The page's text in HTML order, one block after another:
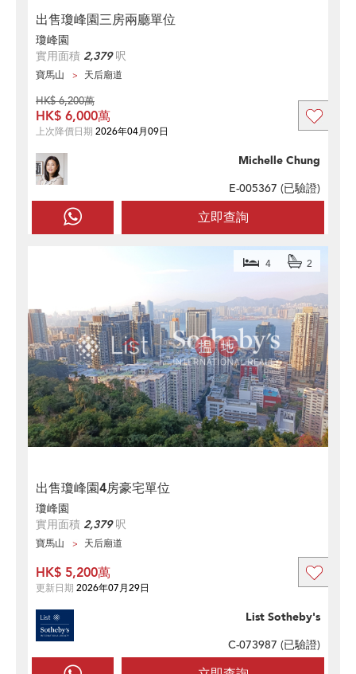
出售瓊峰園三房兩廳單位
瓊峰園
實用面積 2,379呎
寶馬山 天后廟道
立即查詢
Michelle Chung
E-005367 (已驗證)
HK$ 6,200萬
HK$ 6,000萬
上次降價日期 2026年04月09日
出售瓊峰園4房豪宅單位
4 2
瓊峰園
實用面積 2,379呎
寶馬山 天后廟道
List Sotheby's
C-073987 (已驗證)
HK$ 5,200萬
更新日期 2026年07月29日